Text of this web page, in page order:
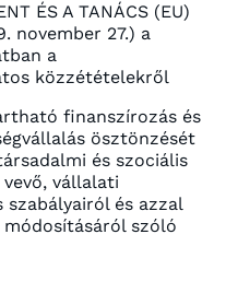
ÉS A TANÁCS (EU)
november 27.) a
a
közzétételekről
finanszírozás és
ösztönzését
és szociális
vállalati
és azzal
módosításáról szóló